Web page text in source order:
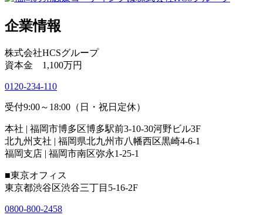
企業情報
株式会社HCSグループ
資本金 1,100万円
0120-234-110
受付9:00～18:00（日・祝日定休）
本社 | 福岡市博多区博多駅前3-10-30河野ビル3F
北九州支社 | 福岡県北九州市八幡西区黒崎4-6-1
福岡支店 | 福岡市南区弥永1-25-1
■東京オフィス
東京都渋谷区渋谷三丁目5-16-2F
0800-800-2458